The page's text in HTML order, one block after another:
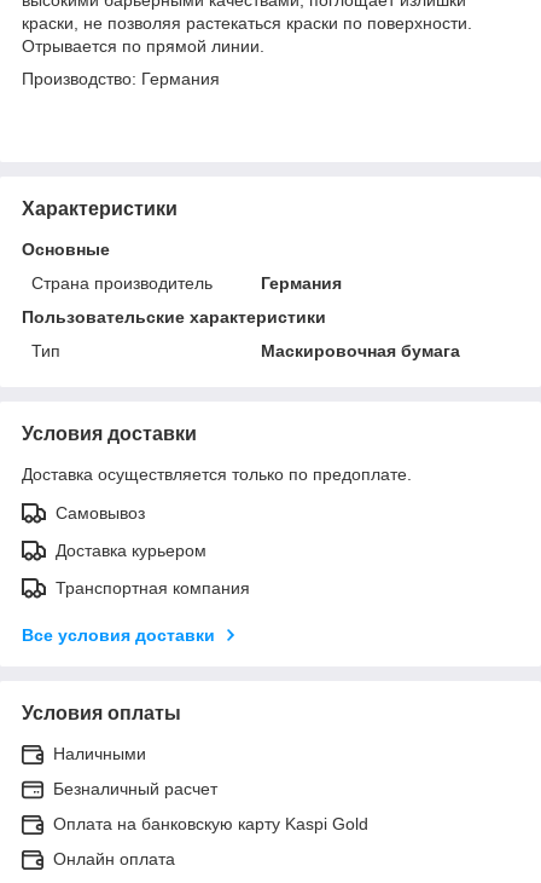
краски, не позволяя растекаться краски по поверхности.
Отрывается по прямой линии.
Производство: Германия
Характеристики
Основные
Страна производитель
Германия
Пользовательские характеристики
Тип
Маскировочная бумага
Условия доставки
Доставка осуществляется только по предоплате.
Самовывоз
Доставка курьером
Транспортная компания
Все условия доставки
Условия оплаты
Наличными
Безналичный расчет
Оплата на банковскую карту Kaspi Gold
Онлайн оплата